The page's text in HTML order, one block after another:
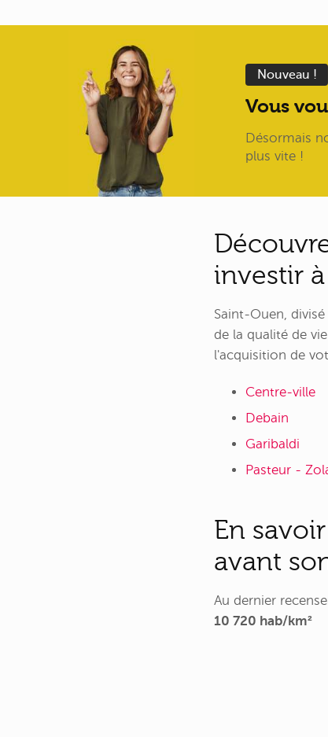
Nouveau !
Vous
Désormais
plus vite !
investir
Saint-Ouen,
de la qualité de
l'acquisition de
Centre-ville
Debain
Garibaldi
Pasteur -
En
avant
Au dernier
10 720 hab/km²